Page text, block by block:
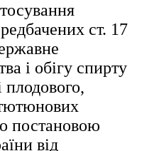
ст. 17
і обігу спирту
плодового,
постановою
від